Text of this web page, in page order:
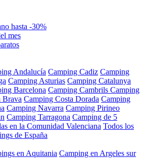
hasta -30%
mes
Andalucía Camping Cadiz Camping
Camping Asturias Camping Catalunya
Barcelona Camping Cambrils Camping
Brava Camping Costa Dorada Camping
Camping Navarra Camping Pirineo
Camping Tarragona Camping de 5
en la Comunidad Valenciana Todos los
de España
en Aquitania Camping en Argeles sur